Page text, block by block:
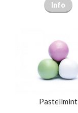
Info
Pastellmint